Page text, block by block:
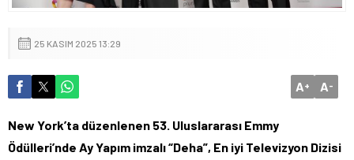
25 KASIM 2025 13:29
A+ A-
New York’ta düzenlenen 53. Uluslararası Emmy
Ödülleri’nde Ay Yapım imzalı “Deha”, En iyi Televizyon Dizisi